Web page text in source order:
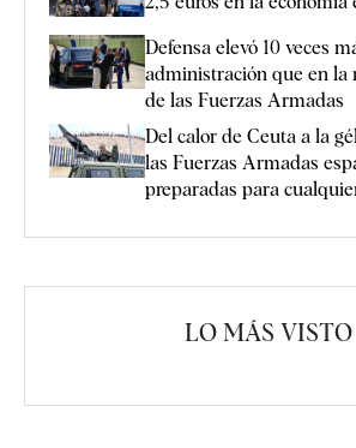
Defensa elevó 10 veces
administración que en la
de las Fuerzas Armadas
Del calor de Ceuta a la
las Fuerzas Armadas
preparadas para
LO MÁS VISTO